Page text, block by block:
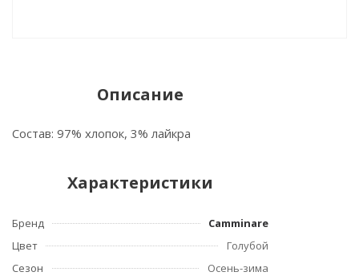
Описание
Состав: 97% хлопок, 3% лайкра
Характеристики
Бренд
Camminare
Цвет
Голубой
Сезон
Осень-зима